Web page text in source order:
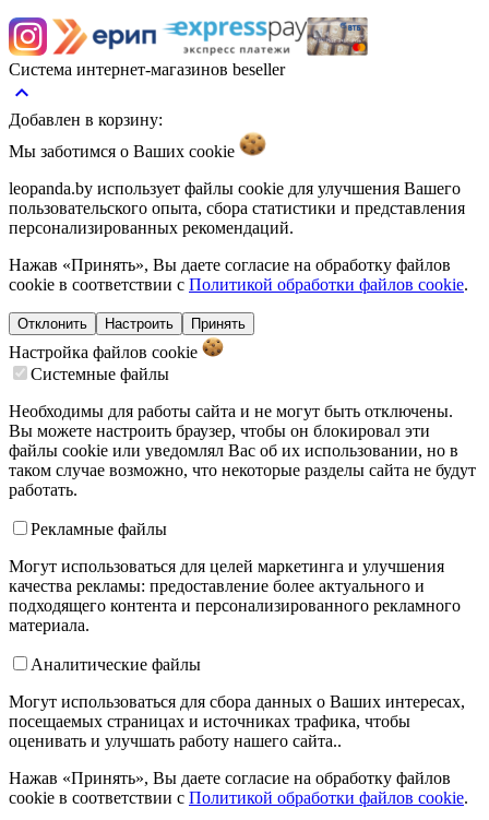
Система интернет-магазинов beseller
keyboard_arrow_up
Добавлен в корзину:
Мы заботимся о Ваших cookie
leopanda.by использует файлы cookie для улучшения Вашего
пользовательского опыта, сбора статистики и представления
персонализированных рекомендаций.
Нажав «Принять», Вы даете согласие на обработку файлов
cookie в соответствии с Политикой обработки файлов cookie.
Отклонить Настроить Принять
Настройка файлов cookie
Системные файлы
Необходимы для работы сайта и не могут быть отключены.
Вы можете настроить браузер, чтобы он блокировал эти
файлы cookie или уведомлял Вас об их использовании, но в
таком случае возможно, что некоторые разделы сайта не будут
работать.
Рекламные файлы
Могут использоваться для целей маркетинга и улучшения
качества рекламы: предоставление более актуального и
подходящего контента и персонализированного рекламного
материала.
Аналитические файлы
Могут использоваться для сбора данных о Ваших интересах,
посещаемых страницах и источниках трафика, чтобы
оценивать и улучшать работу нашего сайта..
Нажав «Принять», Вы даете согласие на обработку файлов
cookie в соответствии с Политикой обработки файлов cookie.